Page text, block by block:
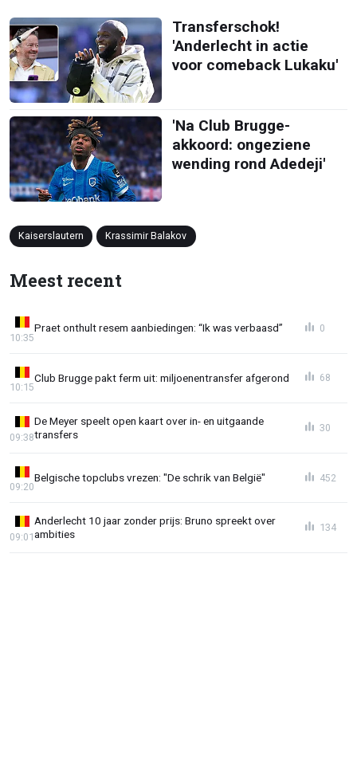
Transferschok!
'Anderlecht in actie
voor comeback Lukaku'
'Na Club Brugge-
akkoord: ongeziene
wending rond Adedeji'
Kaiserslautern Krassimir Balakov
Meest recent
Praet onthult resem aanbiedingen: “Ik was verbaasd”
10:35
0
Club Brugge pakt ferm uit: miljoenentransfer afgerond
10:15
68
De Meyer speelt open kaart over in- en uitgaande
transfers
09:38
30
Belgische topclubs vrezen: "De schrik van België"
09:20
452
Anderlecht 10 jaar zonder prijs: Bruno spreekt over
ambities
09:01
134